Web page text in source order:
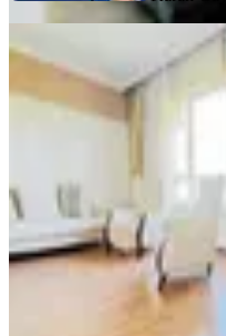
Emeç
Çankaya,
46.500 ₺
GÖRAL EMLAK GÖRAL